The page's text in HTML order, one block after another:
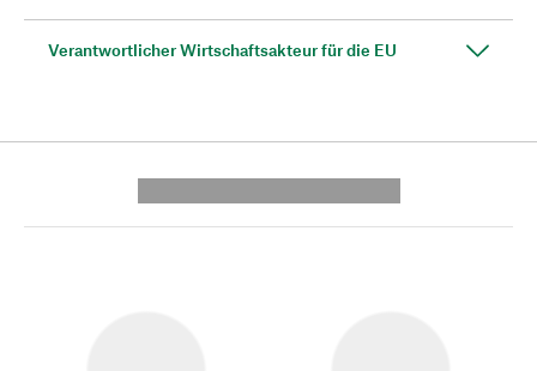
Verantwortlicher Wirtschaftsakteur für die EU